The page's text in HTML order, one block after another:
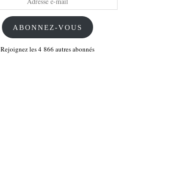
ABONNEZ-VOUS
Rejoignez les 4 866 autres abonnés